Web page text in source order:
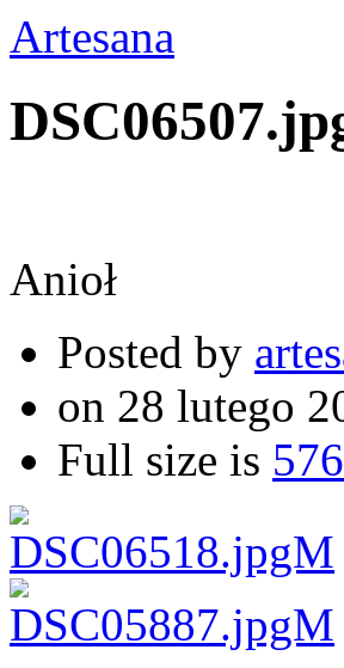
Artesana
Anioł
Posted by
on 28 lutego
Full size is